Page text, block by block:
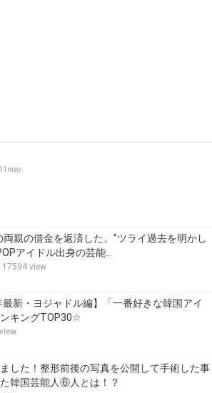
両親の借金を返済した。”ツライ過去を明かし
アイドル出身の芸能…
17594 view
最新・ヨジャドル編】「一番好きな韓国アイ
ンキングTOP30☆
した！整形前後の写真を公開して手術した事
韓国芸能人⑥人とは！？